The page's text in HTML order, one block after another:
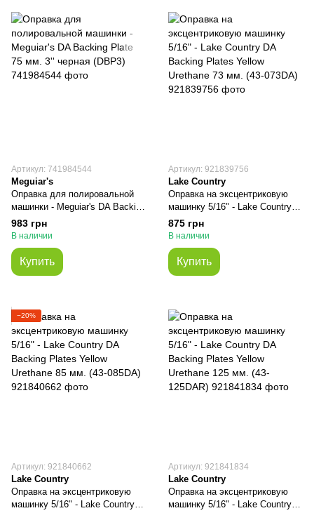
Артикул: 741984544
Meguiar's
Оправка для полировальной
машинки - Meguiar's DA Backing
Plate 75 мм. 3'' черная (DBP3)
983 грн
В наличии
Купить
Артикул: 921839756
Lake Country
Оправка на эксцентриковую
машинку 5/16" - Lake Country
DA Backing Plates Yellow
Urethane 73 мм. (43-073DA)
875 грн
В наличии
Купить
−20%
Артикул: 921840662
Lake Country
Оправка на эксцентриковую
машинку 5/16" - Lake Country
Артикул: 921841834
Lake Country
Оправка на эксцентриковую
машинку 5/16" - Lake Country